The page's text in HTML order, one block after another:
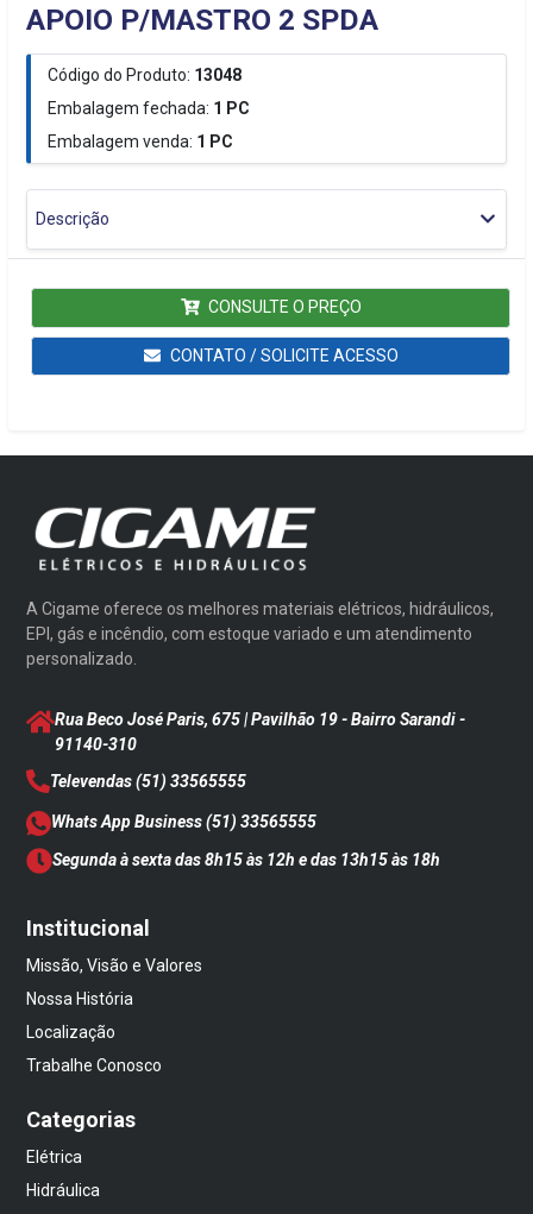
APOIO P/MASTRO 2 SPDA
Código do Produto: 13048
Embalagem fechada: 1 PC
Embalagem venda: 1 PC
Descrição
CONSULTE O PREÇO
CONTATO / SOLICITE ACESSO
A Cigame oferece os melhores materiais elétricos, hidráulicos,
EPI, gás e incêndio, com estoque variado e um atendimento
personalizado.
Rua Beco José Paris, 675 | Pavilhão 19 - Bairro Sarandi-
91140-310
Televendas(51) 33565555
Whats App Business(51) 33565555
Segunda à sexta das 8h15 às 12h e das 13h15 às 18h
Institucional
Missão, Visão e Valores
Nossa História
Localização
Trabalhe Conosco
Categorias
Elétrica
Hidráulica